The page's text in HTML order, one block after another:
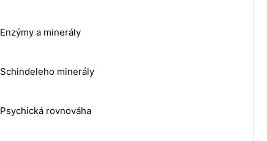
Enzýmy a minerály
Schindeleho minerály
Psychická rovnováha